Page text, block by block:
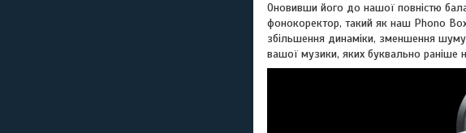
Оновивши його до нашої повністю
фонокоректор, такий як наш Phono
збільшення динаміки, зменшення
вашої музики, яких буквально раніше